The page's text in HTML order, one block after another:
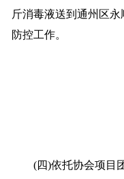
斤消毒液送到通州区
防控工作。
(四)依托协会项目团